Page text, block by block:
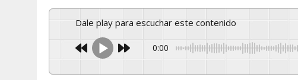
Dale play para escuchar este contenido
0:00